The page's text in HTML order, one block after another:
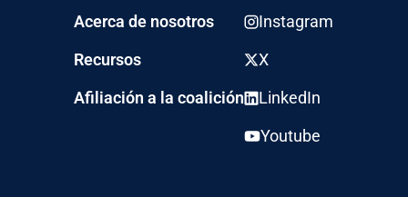
Acerca de nosotros
Recursos
Afiliación a la coalición
Instagram
X
LinkedIn
Youtube